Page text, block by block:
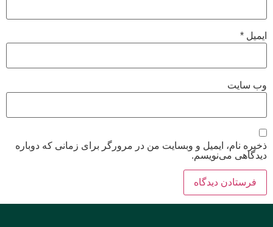
ایمیل *
وب‌ سایت
ذخیره نام، ایمیل و وبسایت من در مرورگر برای زمانی که دوباره
دیدگاهی می‌نویسم.